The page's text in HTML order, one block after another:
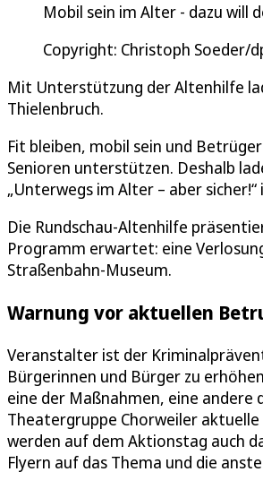
Mobil sein im Alter - dazu will
Copyright: Christoph Soeder/
Mit Unterstützung der Altenhilfe
Thielenbruch.
Fit bleiben, mobil sein und
Senioren unterstützen. Deshalb
„Unterwegs im Alter – aber
Die Rundschau-Altenhilfe
Programm erwartet: eine
Straßenbahn-Museum.
Warnung vor aktuellen
Veranstalter ist der
Bürgerinnen und Bürger zu
eine der Maßnahmen, eine andere
Theatergruppe Chorweiler
werden auf dem Aktionstag auch
Flyern auf das Thema und die